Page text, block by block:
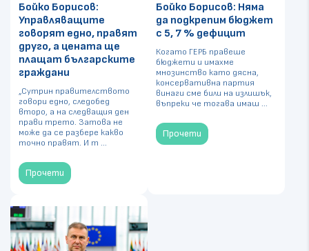
Бойко Борисов:
Управляващите
говорят едно, правят
друго, а цената ще
плащат българските
граждани
„Сутрин правителството
говори едно, следобед
второ, а на следващия ден
прави трето. Затова не
може да се разбере какво
точно правят. И т ...
Прочети
Бойко Борисов: Няма
да подкрепим бюджет
с 5, 7 % дефицит
Когато ГЕРБ правеше
бюджети и имахме
мнозинство като дясна,
консервативна партия
винаги сме били на излишък,
въпреки че тогава имаш ...
Прочети